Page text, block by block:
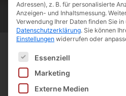
Vegan Sugar
Adressen), z. B. für personalisierte
Anzeigen- und Inhaltsmessung.
Verwendung Ihrer Daten finden Sie in
Datenschutzerklärung. Sie können
Einstellungen widerrufen oder
Es folgt eine Liste der
Essenziell
Marketing
Externe Medien